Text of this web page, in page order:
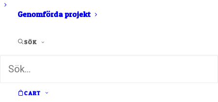
Genomförda projekt
SÖK
CART
Studio
mängd
Kategori
Producent